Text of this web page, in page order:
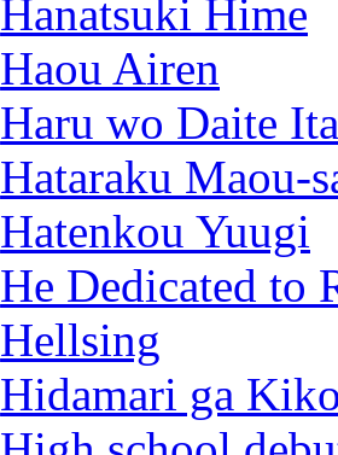
Hanatsuki Hime
Haou Airen
Haru wo Daite Ita
Hataraku Maou-
Hatenkou Yuugi
He Dedicated to
Hellsing
Hidamari ga